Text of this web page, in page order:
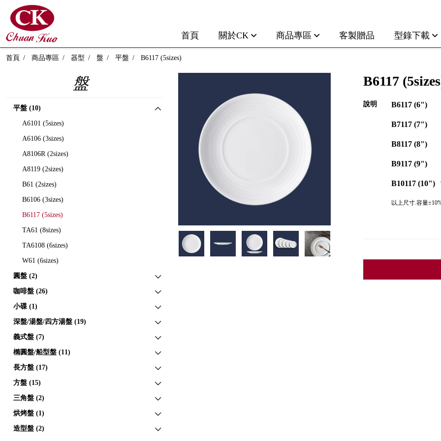
首頁 關於CK 商品專區 客製贈品 型錄下載
首頁 商品專區 器型 盤 平盤 B6117 (5sizes)
盤
平盤 (10)
A6101 (5sizes)
A6106 (3sizes)
A8106R (2sizes)
A8119 (2sizes)
B61 (2sizes)
B6106 (3sizes)
B6117 (5sizes)
TA61 (8sizes)
TA6108 (6sizes)
W61 (6sizes)
圓盤 (2)
咖啡盤 (26)
小碟 (1)
深盤/湯盤/四方湯盤 (19)
義式盤 (7)
橢圓盤/船型盤 (11)
長方盤 (17)
方盤 (15)
三角盤 (2)
烘烤盤 (1)
造型盤 (2)
B6117
說明 B6117 (6")
B7117 (7")
B8117 (8")
B9117 (9")
B10117 (10")
以上尺寸.容量